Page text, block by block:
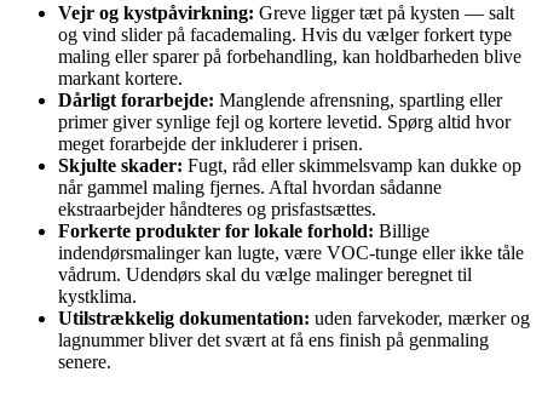
Vejr og kystpåvirkning: Greve ligger tæt på kysten — salt
og vind slider på facademaling. Hvis du vælger forkert type
maling eller sparer på forbehandling, kan holdbarheden blive
markant kortere.
Dårligt forarbejde: Manglende afrensning, spartling eller
primer giver synlige fejl og kortere levetid. Spørg altid hvor
meget forarbejde der inkluderer i prisen.
Skjulte skader: Fugt, råd eller skimmelsvamp kan dukke op
når gammel maling fjernes. Aftal hvordan sådanne
ekstraarbejder håndteres og prisfastsættes.
Forkerte produkter for lokale forhold: Billige
indendørsmalinger kan lugte, være VOC-tunge eller ikke tåle
vådrum. Udendørs skal du vælge malinger beregnet til
kystklima.
Utilstrækkelig dokumentation: uden farvekoder, mærker og
lagnummer bliver det svært at få ens finish på genmaling
senere.